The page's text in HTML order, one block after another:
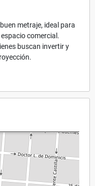
metraje, ideal para
comercial.
buscan invertir y